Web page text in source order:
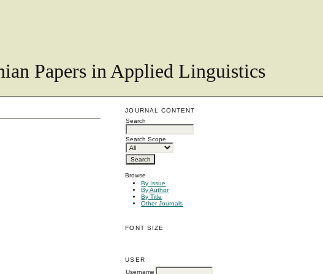
Papers in Applied Linguistics
JOURNAL CONTENT
Search
Search Scope
Browse
By Issue
By Author
By Title
Other Journals
FONT SIZE
USER
Username